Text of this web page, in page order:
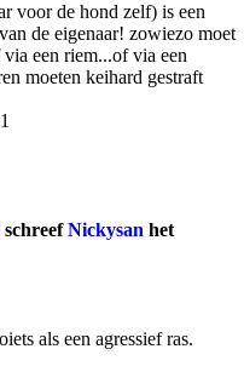
voor de hond zelf) is een
de eigenaar! zowiezo moet
een riem...of via een
moeten keihard gestraft
schreefNickysan het
als een agressief ras.